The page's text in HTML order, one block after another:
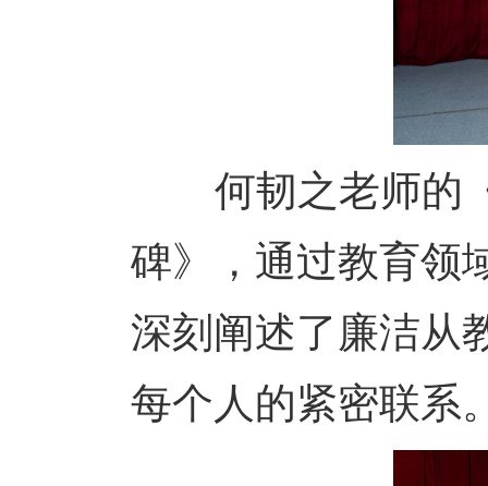
何韧之老师的
碑》，通过教育领
深刻阐述了廉洁从
每个人的紧密联系